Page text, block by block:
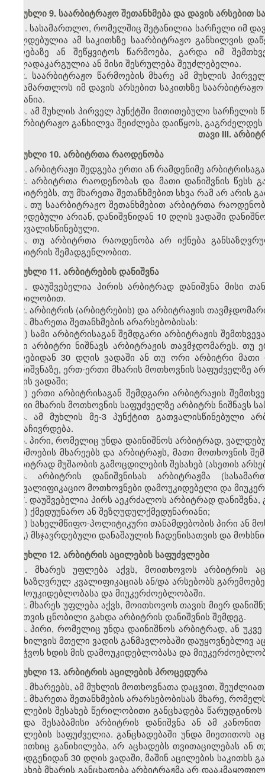
მუხლი 9. საარბიტრაჟო შეთანხმება და დავის არსებით
1. სასამართლო, რომელშიც შეტანილია სარჩელი იმ
ვალდებულია ამ საკითხზე საარბიტრაჟო განხილვის
მიღებაზე ან შეწყვიტოს წარმოება, გარდა იმ
ძალადაკარგულია ან მისი შესრულება შეუძლებელია.
2. საარბიტრაჟო წარმოების მხარე ამ მუხლის
სასამართლოს იმ დავის არსებით საკითხზე
საგანია.
3. ამ მუხლის პირველ პუნქტში მითითებული სარჩელის
საარბიტრაჟო განხილვა შეიძლება დაიწყოს,
თავი III.
მუხლი 10. არბიტრთა რაოდენობა
1. არბიტრაჟი შედგება ერთი ან რამდენიმე
2. არბიტრთა რაოდენობას და მათი დანიშვნის წესს
არბიტრებს, თუ მხარეთა შეთანხმებით სხვა რამ არ არის
3. თუ საარბიტრაჟო შეთანხმებით არბიტრთა
ვალდებული არიან, დანიშვნიდან 10 დღის ვადაში
გათვალისწინებული.
4. თუ არბიტრთა რაოდენობა არ იქნება
არბიტრის შემადგენლობით.
მუხლი 11. არბიტრების დანიშვნა
1. დაუშვებელია პირის არბიტრად დანიშვნა მისი
წერილობით.
2. არბიტრის (არბიტრების) და არბიტრაჟის
3. მხარეთა შეთანხმების არარსებობისას:
ა) სამი არბიტრისაგან შემდგარი არბიტრაჟის
ორი არბიტრი ნიშნავს არბიტრაჟის თავმჯდომარეს.
მიღებიდან 30 დღის ვადაში ან თუ ორი არბიტრი მათი
დანიშვნაზე, ერთ-ერთი მხარის მოთხოვნის საფუძველზე
დღის ვადაში;
ბ) ერთი არბიტრისაგან შემდგარი არბიტრაჟის
ერთი მხარის მოთხოვნის საფუძველზე არბიტრს ნიშნავს
4. ამ მუხლის მე-3 პუნქტით გათვალისწინებული
გასაჩივრდება.
5. პირი, რომელიც უნდა დაინიშნოს არბიტრად,
წარმოების მხარეებს და არბიტრაჟს, მათი მოთხოვნის
არბიტრად მუშაობის გამოცდილების შესახებ (ასეთის
6. არბიტრის დანიშვნისას არბიტრაჟმა
საკვალიფიკაციო მოთხოვნები დამოუკიდებელი და
7. დაუშვებელია პირს აეკრძალოს არბიტრად
ა) ქმედუუნარო ან შეზღუდულქმედუნარიანი;
ბ) სახელმწიფო-პოლიტიკური თანამდებობის პირი ან
გ) მსჯავრდებული დანაშაულის ჩადენისათვის და
მუხლი 12. არბიტრის აცილების საფუძვლები
1. მხარეს უფლება აქვს, მოითხოვოს არბიტრის
განსაზღვრულ კვალიფიკაციას ან/და არსებობს
დამოუკიდებლობასა და მიუკერძოებლობაში.
2. მხარეს უფლება აქვს, მოითხოვოს თავის მიერ
მისთვის ცნობილი გახდა არბიტრის დანიშვნის შემდეგ.
3. პირი, რომელიც უნდა დაინიშნოს არბიტრად, ან
განხილვის მთელი ვადის განმავლობაში დაუყოვნებლივ
საეჭვოს ხდის მის დამოუკიდებლობასა და
მუხლი 13. არბიტრის აცილების პროცედურა
1. მხარეებს, ამ მუხლის მოთხოვნათა დაცვით,
2. მხარეთა შეთანხმების არარსებობისას მხარე,
აცილების შესახებ წერილობითი განცხადება
გახდა შესაბამისი არბიტრის დანიშვნა ან ამ
აცილების საფუძველია. განცხადებაში უნდა
საკითხიც განიხილება, არ აცხადებს თვითაცილებას
წარდგენიდან 30 დღის ვადაში, მაშინ აცილების
შესახებ მხარის განცხადება არბიტრაჟმა არ